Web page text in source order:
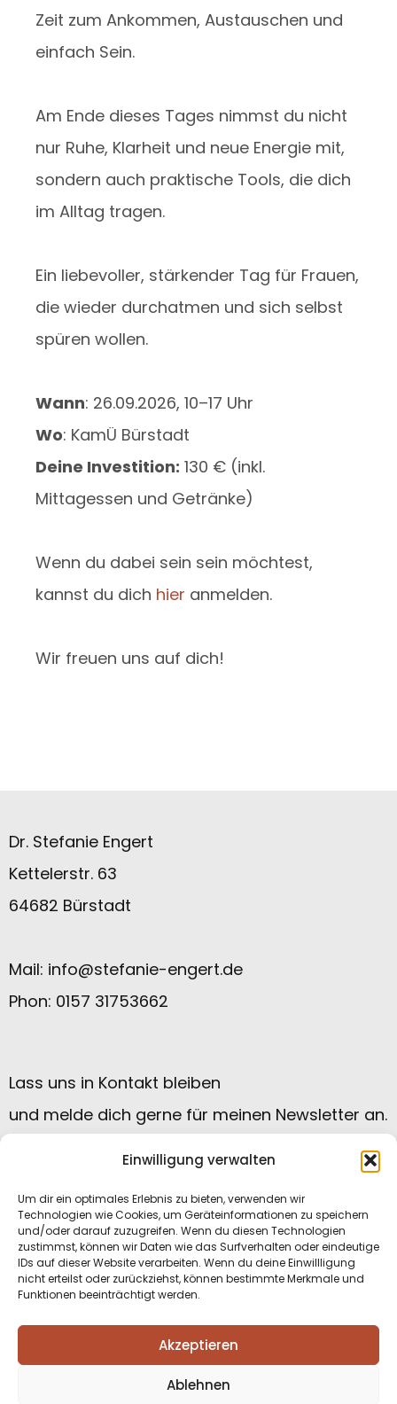
Einwilligung verwalten
Um dir ein optimales Erlebnis zu bieten, verwenden wir
Technologien wie Cookies, um Geräteinformationen zu speichern
und/oder darauf zuzugreifen. Wenn du diesen Technologien
zustimmst, können wir Daten wie das Surfverhalten oder eindeutige
IDs auf dieser Website verarbeiten. Wenn du deine Einwillligung
nicht erteilst oder zurückziehst, können bestimmte Merkmale und
Funktionen beeinträchtigt werden.
Akzeptieren
Ablehnen
Zeit zum Ankommen, Austauschen und
einfach Sein.
Am Ende dieses Tages nimmst du nicht
nur Ruhe, Klarheit und neue Energie mit,
sondern auch praktische Tools, die dich
im Alltag tragen.
Ein liebevoller, stärkender Tag für Frauen,
die wieder durchatmen und sich selbst
spüren wollen.
Wann: 26.09.2026, 10–17 Uhr
Wo: KamÜ Bürstadt
Deine Investition: 130 € (inkl.
Mittagessen und Getränke)
Wenn du dabei sein sein möchtest,
kannst du dich hier anmelden.
Wir freuen uns auf dich!
Dr. Stefanie Engert
Kettelerstr. 63
64682 Bürstadt
Mail: info@stefanie-engert.de
Phon: 0157 31753662
Lass uns in Kontakt bleiben
und melde dich gerne für meinen Newsletter an.
Datenschutzerklärung|Impressum
Kontakt|Cookie Einstellungen